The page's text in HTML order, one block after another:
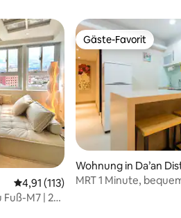
Durchschnittliche Bewertung: 4,91
4,91 (113)
Fuß-M7 | 2-
Gäste-Favorit
Gäste-Favorit
Wohnung in Da’an
MRT 1 Minute,